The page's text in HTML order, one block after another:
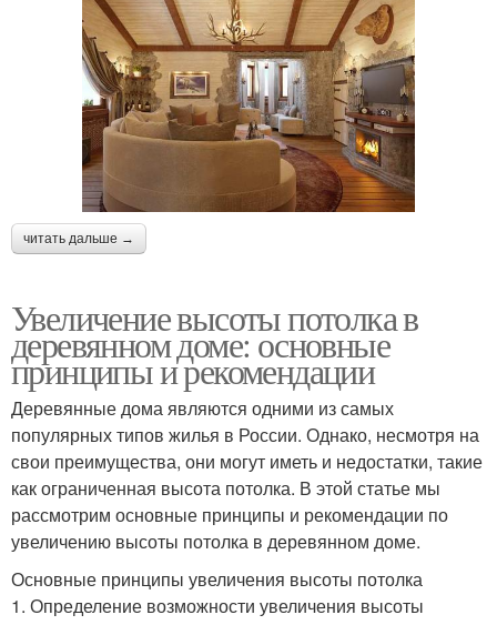
читать дальше →
Увеличение высоты потолка в
деревянном доме: основные
принципы и рекомендации
Деревянные дома являются одними из самых
популярных типов жилья в России. Однако, несмотря на
свои преимущества, они могут иметь и недостатки, такие
как ограниченная высота потолка. В этой статье мы
рассмотрим основные принципы и рекомендации по
увеличению высоты потолка в деревянном доме.
Основные принципы увеличения высоты потолка
1. Определение возможности увеличения высоты